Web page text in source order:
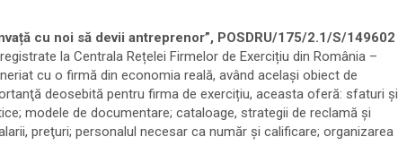
cu noi să devii antreprenor”, POSDRU/175/2.1/S/149602
la Centrala Rețelei Firmelor de Exercițiu din România –
cu o firmă din economia reală, având acelaşi obiect de
deosebită pentru firma de exercițiu, aceasta oferă: sfaturi şi
modele de documentare; cataloage, strategii de reclamă şi
preţuri; personalul necesar ca număr şi calificare; organizarea